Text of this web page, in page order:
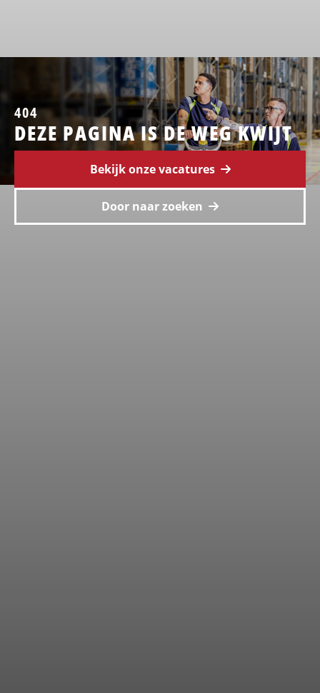
404
DEZE PAGINA IS DE WEG KWIJT
Bekijk onze vacatures
Door naar zoeken